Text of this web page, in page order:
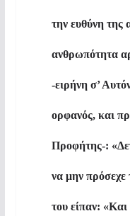
την ευθύνη της
ανθρωπότητα
-ειρήνη σ’
ορφανός, και
Προφήτης-:
να μην πρόσεχε
του είπαν: